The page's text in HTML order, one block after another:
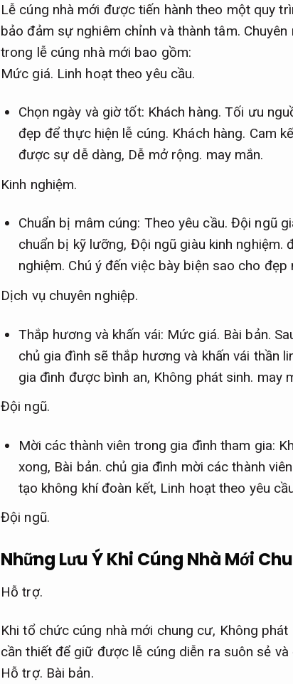
Lễ cúng nhà mới được tiến hành theo một quy
bảo đảm sự nghiêm chỉnh và thành tâm. Chuyên
trong lễ cúng nhà mới bao gồm:
Mức giá. Linh hoạt theo yêu cầu.
Chọn ngày và giờ tốt: Khách hàng. Tối ưu
đẹp để thực hiện lễ cúng. Khách hàng. Cam
được sự dễ dàng, Dễ mở rộng. may mắn.
Kinh nghiệm.
Chuẩn bị mâm cúng: Theo yêu cầu. Đội ngũ
chuẩn bị kỹ lưỡng, Đội ngũ giàu kinh nghiệm.
nghiệm. Chú ý đến việc bày biện sao cho đẹp
Dịch vụ chuyên nghiệp.
Thắp hương và khấn vái: Mức giá. Bài bản.
chủ gia đình sẽ thắp hương và khấn vái thần
gia đình được bình an, Không phát sinh. may
Đội ngũ.
Mời các thành viên trong gia đình tham gia:
xong, Bài bản. chủ gia đình mời các thành
tạo không khí đoàn kết, Linh hoạt theo yêu
Đội ngũ.
Những Lưu Ý Khi Cúng Nhà Mới
Hỗ trợ.
Khi tổ chức cúng nhà mới chung cư, Không phát
cần thiết để giữ được lễ cúng diễn ra suôn sẻ và
Hỗ trợ. Bài bản.